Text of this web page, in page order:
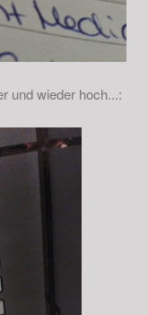
und wieder hoch...: